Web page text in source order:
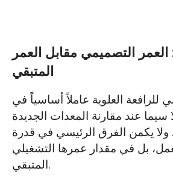
العمر التصميمي مقابل العمر
المتبقي
للرافعة العلوية عاملاً أساسياً في
سيما عند مقارنة المعدات الجديدة
ولا يكمن الفرق الرئيسي في قدرة
بل في مقدار عمرها التشغيلي
المتبقي.